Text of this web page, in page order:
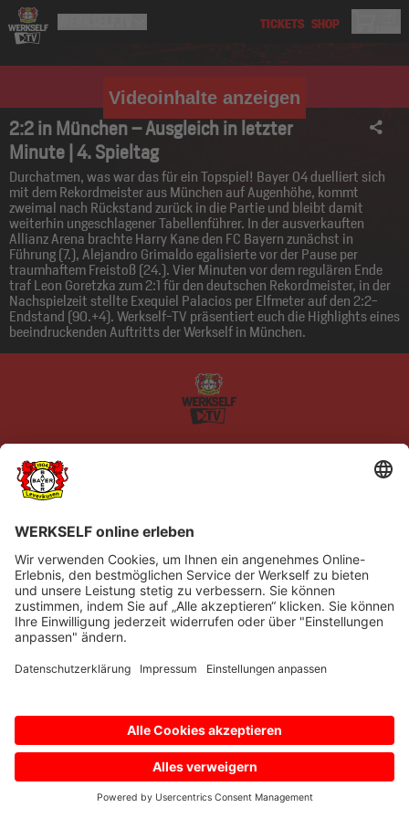
Videoinhalte anzeigen
2:2 in München – Ausgleich in letzter
Minute | 4. Spieltag
Durchatmen, was war das für ein Topspiel! Bayer 04 duelliert sich
mit dem Rekordmeister aus München auf Augenhöhe, kommt
zweimal nach Rückstand zurück in die Partie und bleibt damit
weiterhin ungeschlagener Tabellenführer. In der ausverkauften
Allianz Arena brachte Harry Kane den FC Bayern zunächst in
Führung (7.), Alejandro Grimaldo egalisierte vor der Pause per
traumhaftem Freistoß (24.). Vier Minuten vor dem regulären Ende
traf Leon Goretzka zum 2:1 für den deutschen Rekordmeister, in der
Nachspielzeit stellte Exequiel Palacios per Elfmeter auf den 2:2-
Endstand (90.+4). Werkself-TV präsentiert euch die Highlights eines
beeindruckenden Auftritts der Werkself in München.